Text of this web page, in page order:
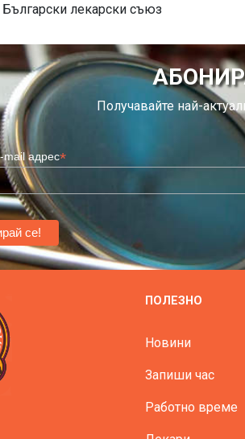
лекарски съюз
Получавайте най-
адрес*
ПОЛЕЗНО
Новини
Запиши час
Работно време